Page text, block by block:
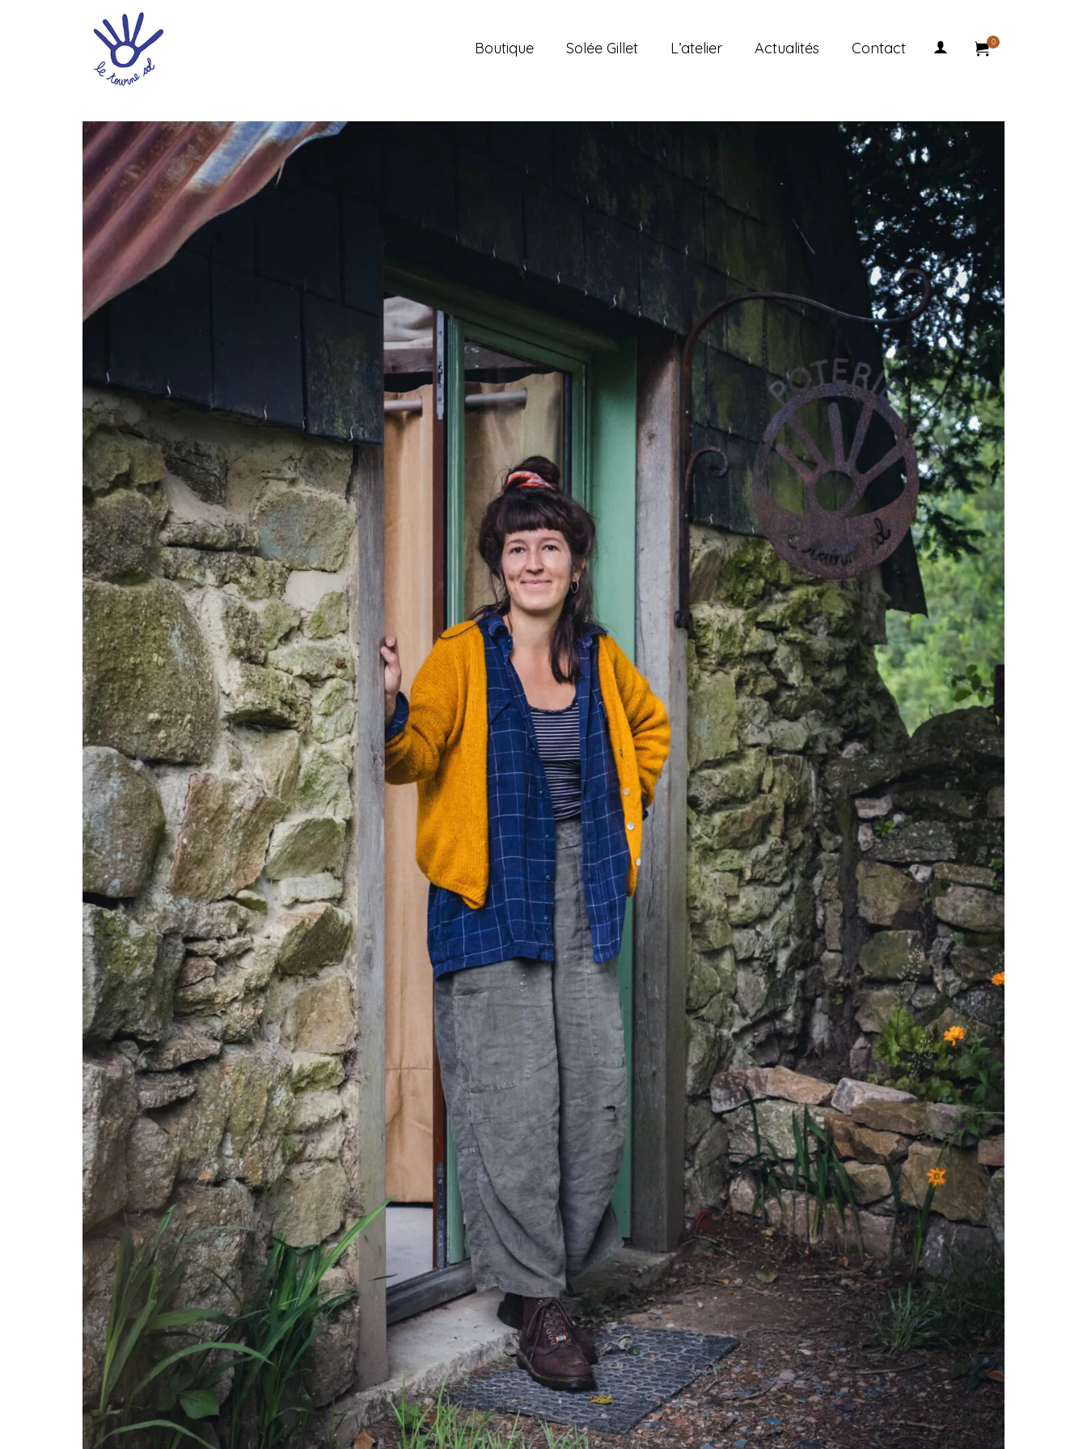
Boutique Solée Gillet L’atelier Actualités Contact 0